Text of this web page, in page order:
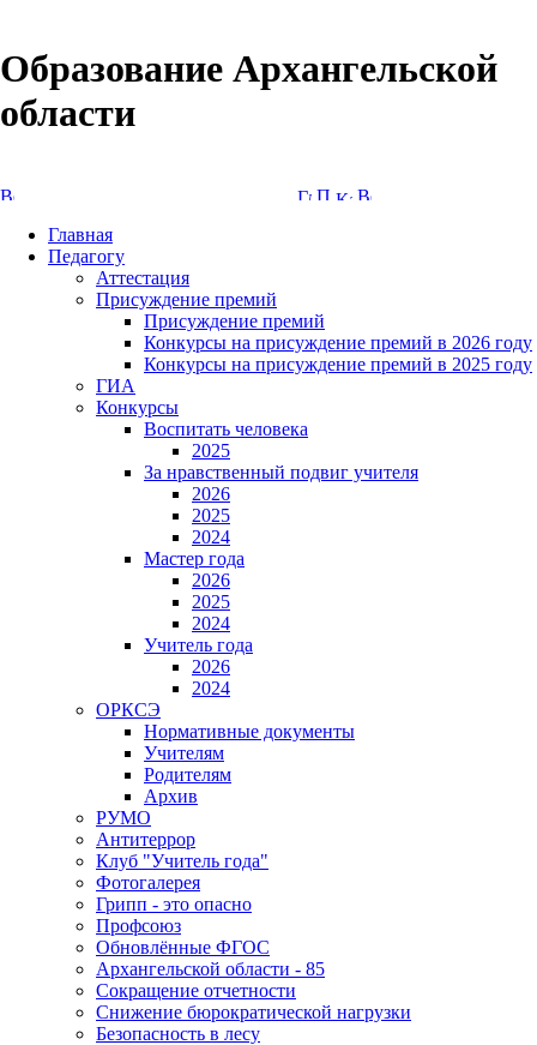
Образование Архангельской
области
Главная
Педагогу
Аттестация
Присуждение премий
Присуждение премий
Конкурсы на присуждение премий в 2026 году
Конкурсы на присуждение премий в 2025 году
ГИА
Конкурсы
Воспитать человека
2025
За нравственный подвиг учителя
2026
2025
2024
Мастер года
2026
2025
2024
Учитель года
2026
2024
ОРКСЭ
Нормативные документы
Учителям
Родителям
Архив
РУМО
Антитеррор
Клуб "Учитель года"
Фотогалерея
Грипп - это опасно
Профсоюз
Обновлённые ФГОС
Архангельской области - 85
Сокращение отчетности
Снижение бюрократической нагрузки
Безопасность в лесу